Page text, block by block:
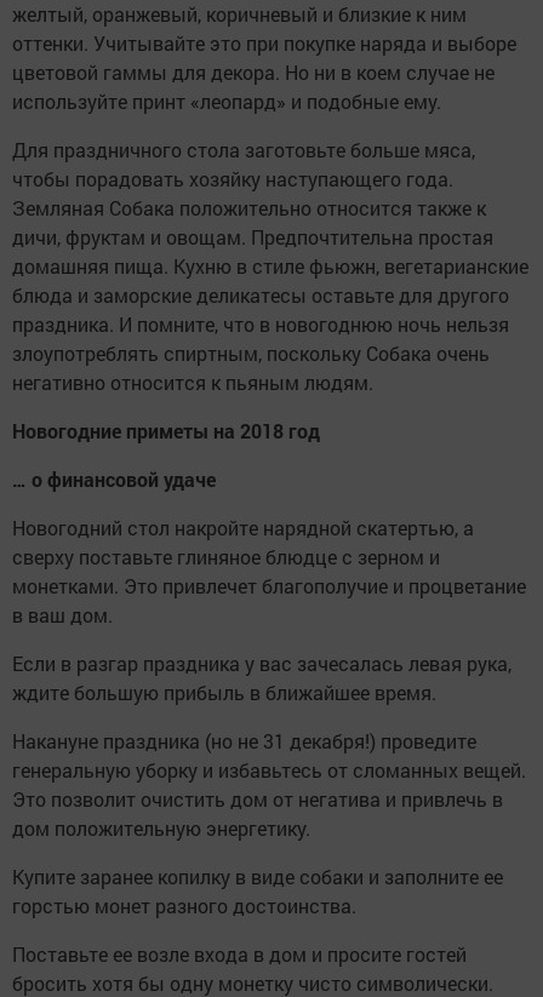
желтый, оранжевый, коричневый и близкие к ним
оттенки. Учитывайте это при покупке наряда и выборе
цветовой гаммы для декора. Но ни в коем случае не
используйте принт «леопард» и подобные ему.
Для праздничного стола заготовьте больше мяса,
чтобы порадовать хозяйку наступающего года.
Земляная Собака положительно относится также к
дичи, фруктам и овощам. Предпочтительна простая
домашняя пища. Кухню в стиле фьюжн, вегетарианские
блюда и заморские деликатесы оставьте для другого
праздника. И помните, что в новогоднюю ночь нельзя
злоупотреблять спиртным, поскольку Собака очень
негативно относится к пьяным людям.
Новогодние приметы на 2018 год
… о финансовой удаче
Новогодний стол накройте нарядной скатертью, а
сверху поставьте глиняное блюдце с зерном и
монетками. Это привлечет благополучие и процветание
в ваш дом.
Если в разгар праздника у вас зачесалась левая рука,
ждите большую прибыль в ближайшее время.
Накануне праздника (но не 31 декабря!) проведите
генеральную уборку и избавьтесь от сломанных вещей.
Это позволит очистить дом от негатива и привлечь в
дом положительную энергетику.
Купите заранее копилку в виде собаки и заполните ее
горстью монет разного достоинства.
Поставьте ее возле входа в дом и просите гостей
бросить хотя бы одну монетку чисто символически.